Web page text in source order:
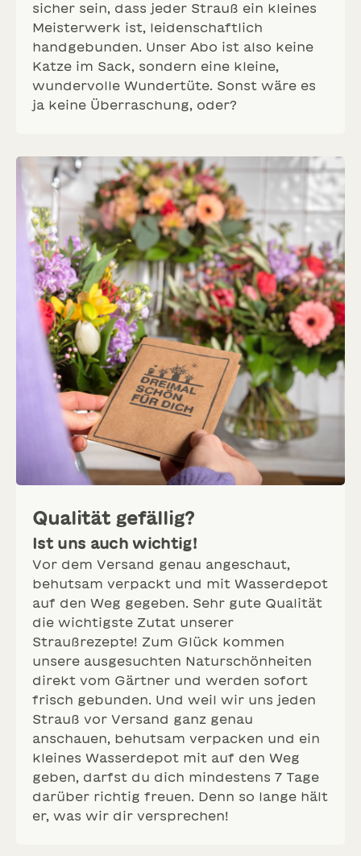
sicher sein, dass jeder Strauß ein kleines
Meisterwerk ist, leidenschaftlich
handgebunden. Unser Abo ist also keine
Katze im Sack, sondern eine kleine,
wundervolle Wundertüte. Sonst wäre es
ja keine Überraschung, oder?
Qualität gefällig?
Ist uns auch wichtig!
Vor dem Versand genau angeschaut,
behutsam verpackt und mit Wasserdepot
auf den Weg gegeben. Sehr gute Qualität
die wichtigste Zutat unserer
Straußrezepte! Zum Glück kommen
unsere ausgesuchten Naturschönheiten
direkt vom Gärtner und werden sofort
frisch gebunden. Und weil wir uns jeden
Strauß vor Versand ganz genau
anschauen, behutsam verpacken und ein
kleines Wasserdepot mit auf den Weg
geben, darfst du dich mindestens 7 Tage
darüber richtig freuen. Denn so lange hält
er, was wir dir versprechen!